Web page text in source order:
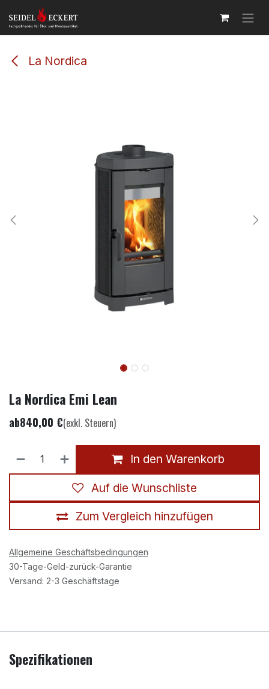
Zum Inhalt springen
La Nordica
La Nordica Emi Lean
ab840,00 €(exkl. Steuern)
In den Warenkorb
Zum Vergleich hinzufügen
Auf die Wunschliste
Allgemeine Geschäftsbedingungen
30-Tage-Geld-zurück-Garantie
Versand: 2-3 Geschäftstage
Spezifikationen